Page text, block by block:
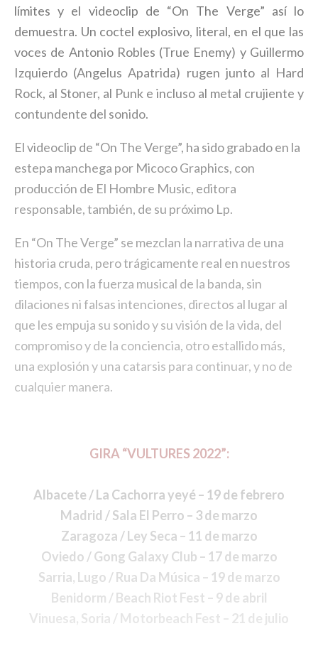
límites y el videoclip de “On The Verge” así lo
demuestra. Un coctel explosivo, literal, en el que las
voces de Antonio Robles (True Enemy) y Guillermo
Izquierdo (Angelus Apatrida) rugen junto al Hard
Rock, al Stoner, al Punk e incluso al metal crujiente y
contundente del sonido.
El videoclip de “On The Verge”, ha sido grabado en la
estepa manchega por Micoco Graphics, con
producción de El Hombre Music, editora
responsable, también, de su próximo Lp.
En “On The Verge” se mezclan la narrativa de una
historia cruda, pero trágicamente real en nuestros
tiempos, con la fuerza musical de la banda, sin
dilaciones ni falsas intenciones, directos al lugar al
que les empuja su sonido y su visión de la vida, del
compromiso y de la conciencia, otro estallido más,
una explosión y una catarsis para continuar, y no de
cualquier manera.
GIRA “VULTURES 2022”:
Albacete / La Cachorra yeyé – 19 de febrero
Madrid / Sala El Perro – 3 de marzo
Zaragoza / Ley Seca – 11 de marzo
Oviedo / Gong Galaxy Club – 17 de marzo
Sarria, Lugo / Rua Da Música – 19 de marzo
Benidorm / Beach Riot Fest – 9 de abril
Vinuesa, Soria / Motorbeach Fest – 21 de julio